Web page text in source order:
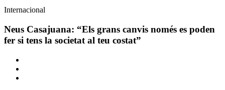
Àmbit
la
notícia
Internacional
Neus Casajuana: “Els grans canvis només es poden
fer si tens la societat al teu costat”
Comparteix